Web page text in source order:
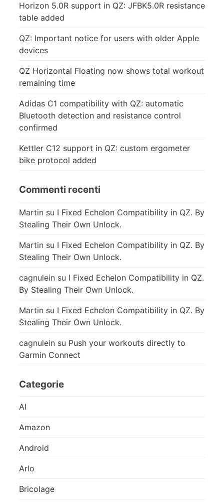
Horizon 5.0R support in QZ: JFBK5.0R resistance
table added
QZ: Important notice for users with older Apple
devices
QZ Horizontal Floating now shows total workout
remaining time
Adidas C1 compatibility with QZ: automatic
Bluetooth detection and resistance control
confirmed
Kettler C12 support in QZ: custom ergometer
bike protocol added
Commenti recenti
Martin su I Fixed Echelon Compatibility in QZ. By
Stealing Their Own Unlock.
Martin su I Fixed Echelon Compatibility in QZ. By
Stealing Their Own Unlock.
cagnulein su I Fixed Echelon Compatibility in QZ.
By Stealing Their Own Unlock.
Martin su I Fixed Echelon Compatibility in QZ. By
Stealing Their Own Unlock.
cagnulein su Push your workouts directly to
Garmin Connect
Categorie
AI
Amazon
Android
Arlo
Bricolage